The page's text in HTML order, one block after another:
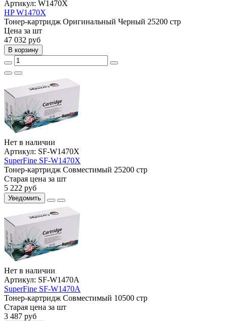
Артикул: W1470X
HP W1470X
Тонер-картридж Оригинальный Черный 25200 стр
Цена за шт
47 032 руб
В корзину
Нет в наличии
Артикул: SF-W1470X
SuperFine SF-W1470X
Тонер-картридж Совместимый 25200 стр
Старая цена за шт
5 222 руб
Уведомить
Нет в наличии
Артикул: SF-W1470A
SuperFine SF-W1470A
Тонер-картридж Совместимый 10500 стр
Старая цена за шт
3 487 руб